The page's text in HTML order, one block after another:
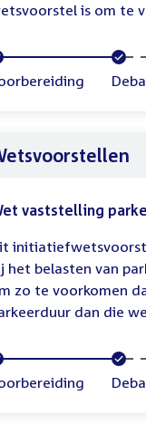
is om te
vaststelling
het belasten van
zo te voorkomen
dan die